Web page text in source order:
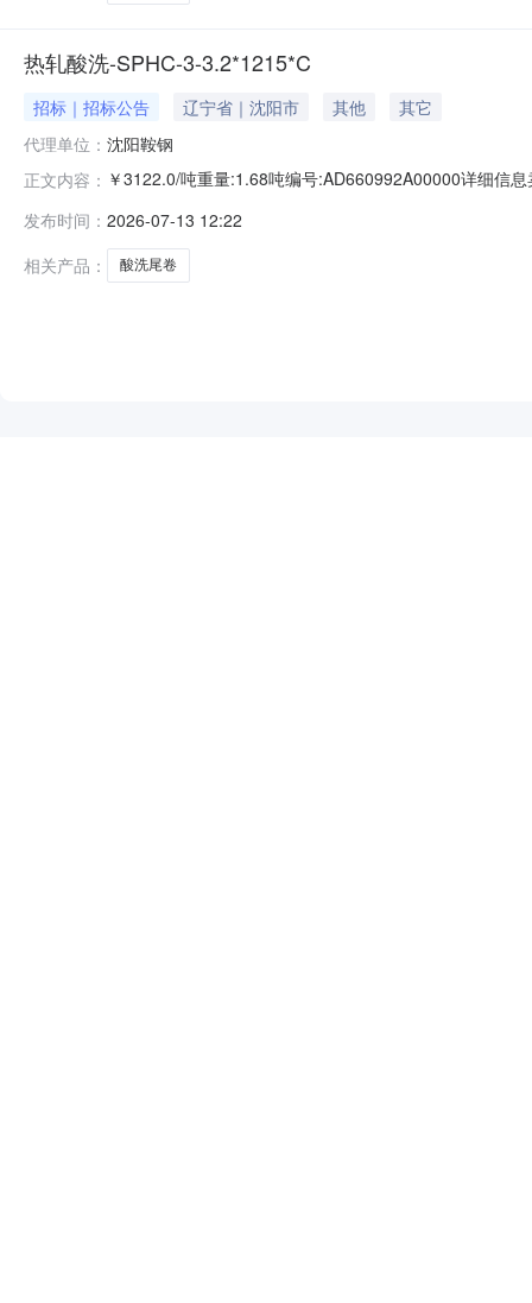
热轧酸洗-SPHC-3-3.2*1215*C
招标｜招标公告 辽宁省｜沈阳市 其他
其它
代理单位： 沈阳鞍钢
正文内容： ￥3122.0/吨重量:1.68吨编号:AD660992A00000详细信
求产线名称:冷轧1#线锌层重量代码描述:上表面锌层重量
发布时间： 2026-07-13 12:22
相关产品：
酸洗尾卷